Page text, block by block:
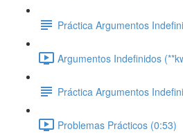
Práctica Argumentos
Argumentos Indefinidos
Práctica Argumentos
Problemas Prácticos (0:53)